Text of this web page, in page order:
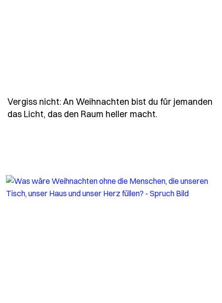
Vergiss nicht: An Weihnachten bist du für jemanden
das Licht, das den Raum heller macht.